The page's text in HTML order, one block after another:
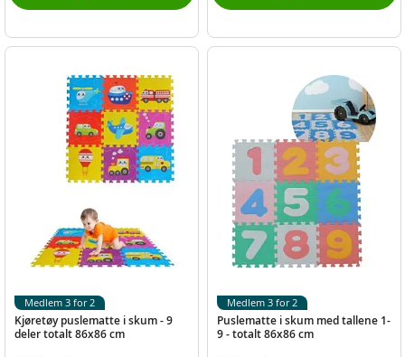
Kjøretøy puslematte i skum - 9
deler totalt 86x86 cm
Medlem 3 for 2
Puslematte i skum med tallene 1-
9 - totalt 86x86 cm
Medlem 3 for 2